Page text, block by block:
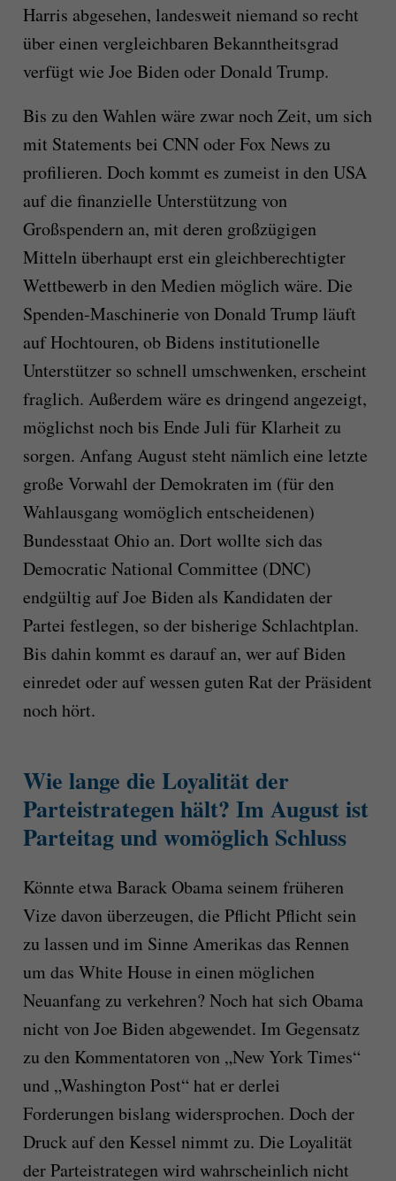
Harris abgesehen, landesweit niemand so recht
über einen vergleichbaren Bekanntheitsgrad
verfügt wie Joe Biden oder Donald Trump.
Bis zu den Wahlen wäre zwar noch Zeit, um sich
mit Statements bei CNN oder Fox News zu
profilieren. Doch kommt es zumeist in den USA
auf die finanzielle Unterstützung von
Großspendern an, mit deren großzügigen
Mitteln überhaupt erst ein gleichberechtigter
Wettbewerb in den Medien möglich wäre. Die
Spenden-Maschinerie von Donald Trump läuft
auf Hochtouren, ob Bidens institutionelle
Unterstützer so schnell umschwenken, erscheint
fraglich. Außerdem wäre es dringend angezeigt,
möglichst noch bis Ende Juli für Klarheit zu
sorgen. Anfang August steht nämlich eine letzte
große Vorwahl der Demokraten im (für den
Wahlausgang womöglich entscheidenen)
Bundesstaat Ohio an. Dort wollte sich das
Democratic National Committee (DNC)
endgültig auf Joe Biden als Kandidaten der
Partei festlegen, so der bisherige Schlachtplan.
Bis dahin kommt es darauf an, wer auf Biden
einredet oder auf wessen guten Rat der Präsident
noch hört.
Wie lange die Loyalität der
Parteistrategen hält? Im August ist
Parteitag und womöglich Schluss
Könnte etwa Barack Obama seinem früheren
Vize davon überzeugen, die Pflicht Pflicht sein
zu lassen und im Sinne Amerikas das Rennen
um das White House in einen möglichen
Neuanfang zu verkehren? Noch hat sich Obama
nicht von Joe Biden abgewendet. Im Gegensatz
zu den Kommentatoren von „New York Times“
und „Washington Post“ hat er derlei
Forderungen bislang widersprochen. Doch der
Druck auf den Kessel nimmt zu. Die Loyalität
der Parteistrategen wird wahrscheinlich nicht